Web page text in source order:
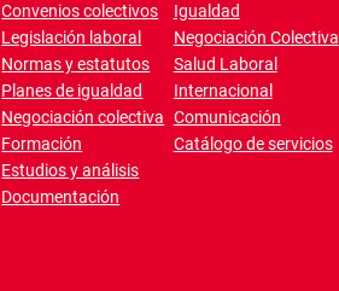
Convenios colectivos
Legislación laboral
Normas y estatutos
Planes de igualdad
Negociación colectiva
Formación
Estudios y análisis
Documentación
Igualdad
Negociación Colectiva
Salud Laboral
Internacional
Comunicación
Catálogo de servicios